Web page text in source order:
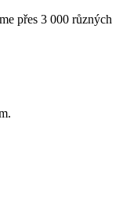
přes 3 000 různých